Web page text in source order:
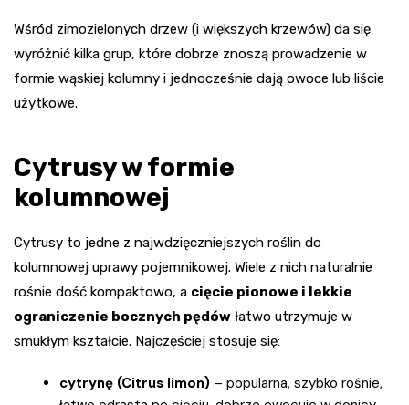
Wśród zimozielonych drzew (i większych krzewów) da się
wyróżnić kilka grup, które dobrze znoszą prowadzenie w
formie wąskiej kolumny i jednocześnie dają owoce lub liście
użytkowe.
Cytrusy w formie
kolumnowej
Cytrusy to jedne z najwdzięczniejszych roślin do
kolumnowej uprawy pojemnikowej. Wiele z nich naturalnie
rośnie dość kompaktowo, a cięcie pionowe i lekkie
ograniczenie bocznych pędów łatwo utrzymuje w
smukłym kształcie. Najczęściej stosuje się:
cytrynę (Citrus limon) – popularna, szybko rośnie,